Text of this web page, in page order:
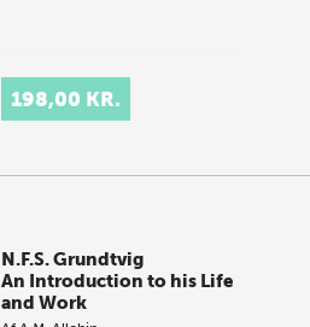
198,00 KR.
N.F.S. Grundtvig
An Introduction to his Life
and Work